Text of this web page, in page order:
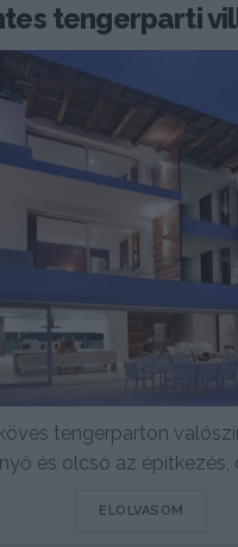
tengerparti
tengerparton
és olcsó az építkezés,
ELOLVASOM